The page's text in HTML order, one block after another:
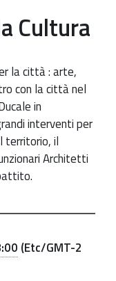
Cultura
la città : arte,
con la città nel
in
interventi per
territorio, il
Architetti
(Etc/GMT-2